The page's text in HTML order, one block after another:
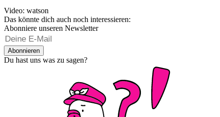
Video: watson
Das könnte dich auch noch interessieren:
Abonniere unseren Newsletter
Abonnieren
Du hast uns was zu sagen?